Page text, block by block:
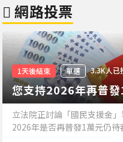
網路投票
1天後結束 單選 3.3K人已
您支持2026年再普
立法院正討論「國民支援金」
2026年是否再普發1萬元仍待